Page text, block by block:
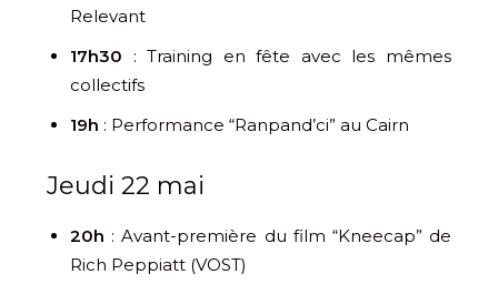
Relevant
17h30 : Training en fête avec les mêmes
collectifs
19h : Performance “Ranpand’ci” au Cairn
Jeudi 22 mai
20h : Avant-première du film “Kneecap” de
Rich Peppiatt (VOST)